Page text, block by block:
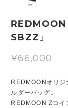
REDMOON
SBZZ」
¥66,000
REDMOONオリジ
ルダーバッグ。
REDMOON Zコイ